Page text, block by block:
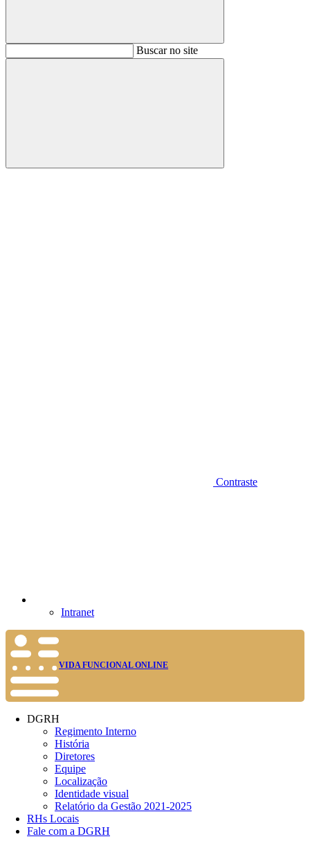
BuscarBuscar no site
Buscar
Contraste
Intranet
VIDA FUNCIONAL ONLINE
DGRH
Regimento Interno
História
Diretores
Equipe
Localização
Identidade visual
Relatório da Gestão 2021-2025
RHs Locais
Fale com a DGRH